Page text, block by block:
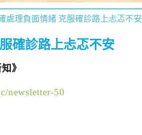
處理負面情緒 克服確診路上忐忑不安
確診路上忐忑不安
》
newsletter-50